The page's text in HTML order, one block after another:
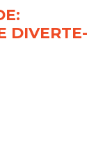
DIVERTE-